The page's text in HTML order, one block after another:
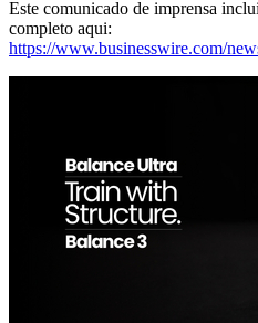
Este comunicado de imprensa
completo aqui:
https://www.businesswire.com/